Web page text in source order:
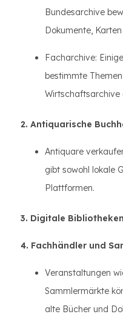
Bundesarchive
Dokumente,
Facharchive:
bestimmte
Wirtschaftsarchive
2. Antiquarische
Antiquare
gibt sowohl lokale
Plattformen.
3. Digitale Bibliotheken
4. Fachhändler und
Veranstaltungen
Sammlermärkte
alte Bücher und